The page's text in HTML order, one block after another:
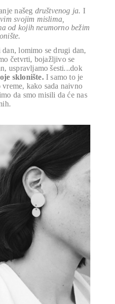
našeg društvenog ja. I
svojim mislima,
od kojih neumorno bežim
lomimo se drugi dan,
četvrti, bojažljivo se
uspravljamo šesti...dok
sklonište. I samo to je
kako sada naivno
da smo misili da će nas